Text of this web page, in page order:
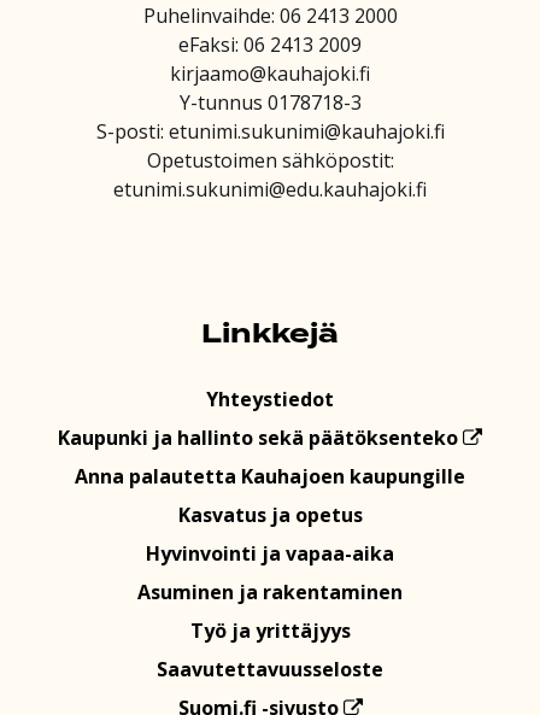
Puhelinvaihde: 06 2413 2000
eFaksi: 06 2413 2009
kirjaamo@kauhajoki.fi
Y-tunnus 0178718-3
S-posti: etunimi.sukunimi@kauhajoki.fi
Opetustoimen sähköpostit:
etunimi.sukunimi@edu.kauhajoki.fi
Linkkejä
Yhteystiedot
Kaupunki ja hallinto sekä päätöksenteko
Anna palautetta Kauhajoen kaupungille
Kasvatus ja opetus
Hyvinvointi ja vapaa-aika
Asuminen ja rakentaminen
Työ ja yrittäjyys
Saavutettavuusseloste
Suomi.fi -sivusto